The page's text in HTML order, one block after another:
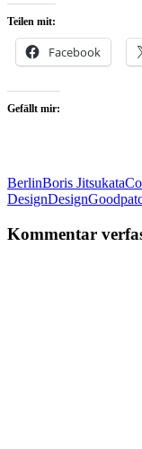
Teilen mit:
Facebook
Gefällt mir:
BerlinBoris Jitsukata
DesignDesign
Kommentar